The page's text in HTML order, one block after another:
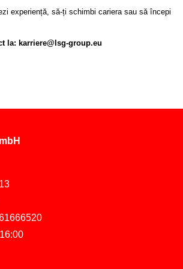
experiență, să-ți schimbi cariera sau să începi
la: karriere@lsg-group.eu